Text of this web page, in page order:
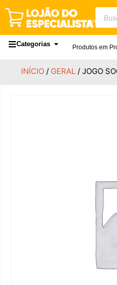
Categorias Produtos em
INÍCIO / GERAL / JOGO